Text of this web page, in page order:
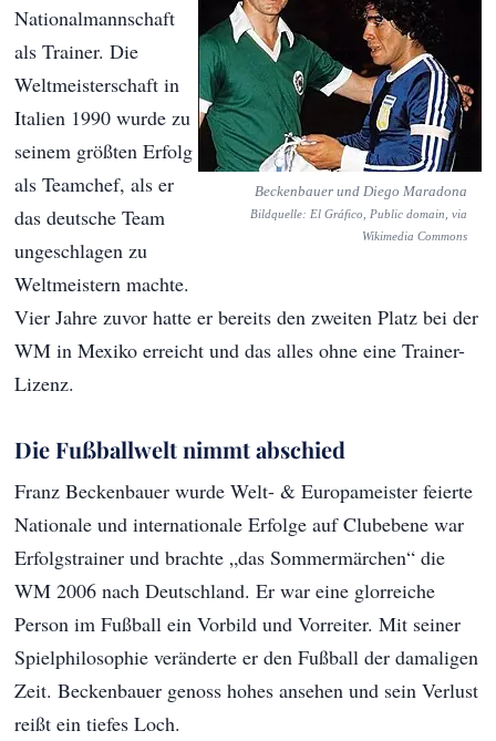
Beckenbauer und Diego Maradona
Bildquelle: El Gráfico, Public domain, via
Wikimedia Commons
Nationalmannschaft
als Trainer. Die
Weltmeisterschaft in
Italien 1990 wurde zu
seinem größten Erfolg
als Teamchef, als er
das deutsche Team
ungeschlagen zu
Weltmeistern machte.
Vier Jahre zuvor hatte er bereits den zweiten Platz bei der
WM in Mexiko erreicht und das alles ohne eine Trainer-
Lizenz.
Die Fußballwelt nimmt abschied
Franz Beckenbauer wurde Welt- & Europameister feierte
Nationale und internationale Erfolge auf Clubebene war
Erfolgstrainer und brachte „das Sommermärchen“ die
WM 2006 nach Deutschland. Er war eine glorreiche
Person im Fußball ein Vorbild und Vorreiter. Mit seiner
Spielphilosophie veränderte er den Fußball der damaligen
Zeit. Beckenbauer genoss hohes ansehen und sein Verlust
reißt ein tiefes Loch.